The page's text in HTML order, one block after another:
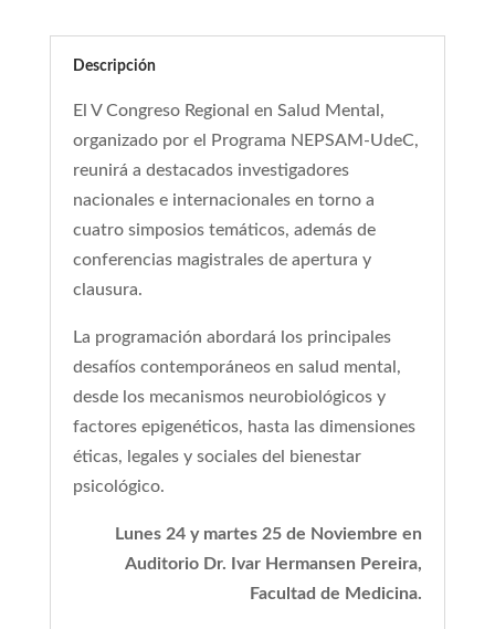
Descripción
El V Congreso Regional en Salud Mental,
organizado por el Programa NEPSAM-UdeC,
reunirá a destacados investigadores
nacionales e internacionales en torno a
cuatro simposios temáticos, además de
conferencias magistrales de apertura y
clausura.
La programación abordará los principales
desafíos contemporáneos en salud mental,
desde los mecanismos neurobiológicos y
factores epigenéticos, hasta las dimensiones
éticas, legales y sociales del bienestar
psicológico.
Lunes 24 y martes 25 de Noviembre en
Auditorio Dr. Ivar Hermansen Pereira,
Facultad de Medicina.